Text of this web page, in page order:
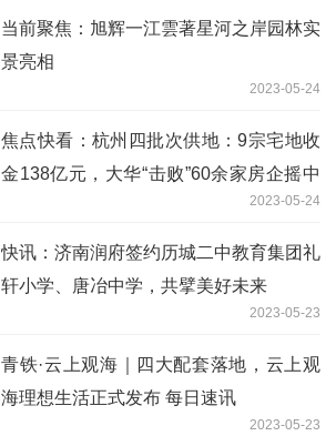
当前聚焦：旭辉一江雲著星河之岸园林实
景亮相
2023-05-24
焦点快看：杭州四批次供地：9宗宅地收
金138亿元，大华“击败”60余家房企摇中
2023-05-24
快讯：济南润府签约历城二中教育集团礼
轩小学、唐冶中学，共擘美好未来
2023-05-23
青铁·云上观海｜四大配套落地，云上观
海理想生活正式发布 每日速讯
2023-05-23